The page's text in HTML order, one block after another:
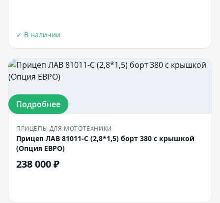
✓ В наличии
Подробнее
ПРИЦЕПЫ ДЛЯ МОТОТЕХНИКИ
Прицеп ЛАВ 81011-С (2,8*1,5) борт 380 с крышкой
(Опция ЕВРО)
238 000 ₽